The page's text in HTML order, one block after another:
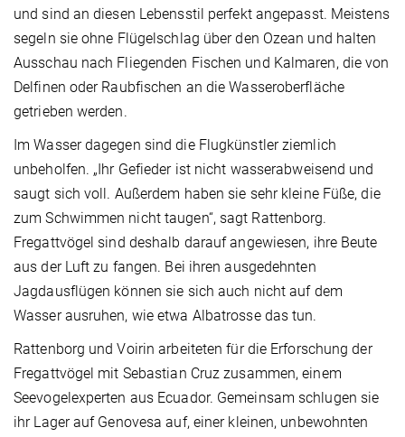
und sind an diesen Lebensstil perfekt angepasst. Meistens
segeln sie ohne Flügelschlag über den Ozean und halten
Ausschau nach Fliegenden Fischen und Kalmaren, die von
Delfinen oder Raubfischen an die Wasseroberfläche
getrieben werden.
Im Wasser dagegen sind die Flugkünstler ziemlich
unbeholfen. „Ihr Gefieder ist nicht wasserabweisend und
saugt sich voll. Außerdem haben sie sehr kleine Füße, die
zum Schwimmen nicht taugen“, sagt Rattenborg.
Fregattvögel sind deshalb darauf angewiesen, ihre Beute
aus der Luft zu fangen. Bei ihren ausgedehnten
Jagdausflügen können sie sich auch nicht auf dem
Wasser ausruhen, wie etwa Albatrosse das tun.
Rattenborg und Voirin arbeiteten für die Erforschung der
Fregattvögel mit Sebastian Cruz zusammen, einem
Seevogelexperten aus Ecuador. Gemeinsam schlugen sie
ihr Lager auf Genovesa auf, einer kleinen, unbewohnten